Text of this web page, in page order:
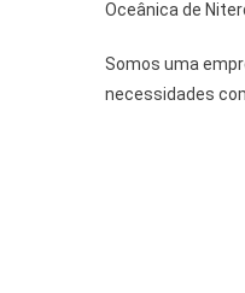
Oceânica de
Somos uma
necessidades